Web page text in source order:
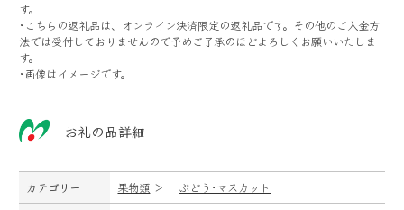
す。
･こちらの返礼品は、オンライン決済限定の返礼品です。その他のご入金方
法では受付しておりませんので予めご了承のほどよろしくお願いいたしま
す。
･画像はイメージです。
お礼の品詳細
カテゴリー 果物類 ＞ ぶどう･マスカット